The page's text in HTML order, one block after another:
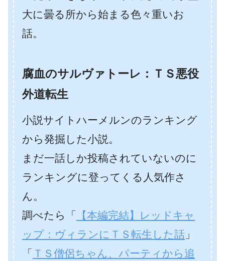
大に曇る所から始まる色々重いお
話。
腐血のサルヴァトーレ：ＴＳ悪役
外道転生
小説サイトハーメルンのランキング
から発掘した小説。
まだ一話しか投稿されていないのに
ランキングに登ってくる人気作さ
ん。
調べたら「
【本編完結】レッドキャ
ップ：ヴィランにＴＳ転生した話 」
「 ＴＳ僧侶ちゃん、パーティから追